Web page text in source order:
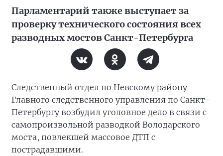
Парламентарий также выступает за
проверку технического состояния всех
разводных мостов Санкт-Петербурга
Следственный отдел по Невскому району
Главного следственного управления по Санкт-
Петербургу возбудил уголовное дело в связи с
самопроизвольной разводкой Володарского
моста, повлекшей массовое ДТП с
пострадавшими.